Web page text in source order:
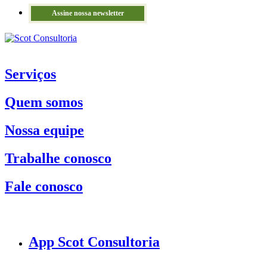
Assine nossa newsletter
Serviços
Quem somos
Nossa equipe
Trabalhe conosco
Fale conosco
App Scot Consultoria